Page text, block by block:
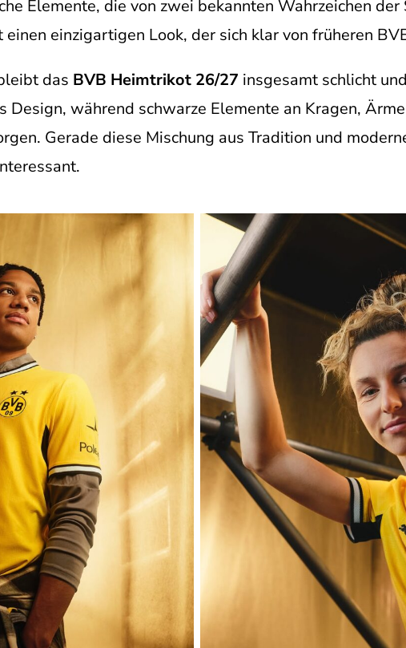
Elemente, die von zwei bekannten Wahrzeichen
einzigartigen Look, der sich klar von früheren
das BVB Heimtrikot 26/27 insgesamt schlicht
während schwarze Elemente an Kragen,
Gerade diese Mischung aus Tradition und